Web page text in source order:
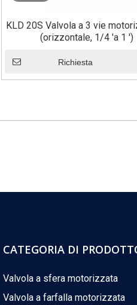
KLD 20S Valvola a 3 vie
(orizzontale, 1/4 'a 1 ')
Richiesta
CATEGORIA DI
Valvola a sfera motorizzata
Valvola a farfalla motorizzata